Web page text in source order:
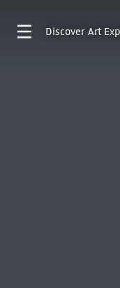
Discover Art